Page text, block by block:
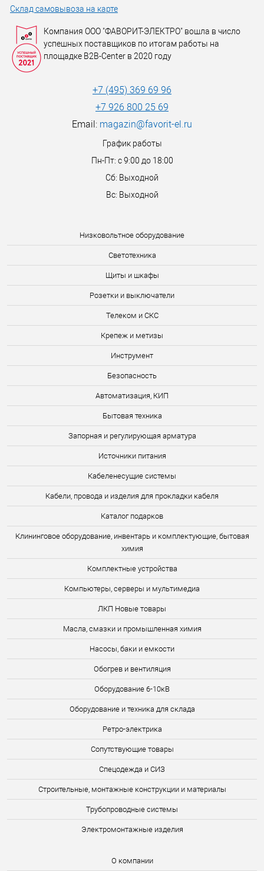
Низковольтное оборудование
Светотехника
Щиты и шкафы
Розетки и выключатели
Телеком и СКС
Крепеж и метизы
Инструмент
Безопасность
Автоматизация, КИП
Бытовая техника
Запорная и регулирующая арматура
Источники питания
Кабеленесущие системы
Кабели, провода и изделия для прокладки кабеля
Каталог подарков
Клининговое оборудование, инвентарь и комплектующие, бытовая
химия
Комплектные устройства
Компьютеры, серверы и мультимедиа
ЛКП Новые товары
Масла, смазки и промышленная химия
Насосы, баки и емкости
Обогрев и вентиляция
Оборудование 6-10кВ
Оборудование и техника для склада
Ретро-электрика
Сопутствующие товары
Спецодежда и СИЗ
Строительные, монтажные конструкции и материалы
Трубопроводные системы
Электромонтажные изделия
О компании
Склад самовывоза на карте
Компания ООО "ФАВОРИТ-ЭЛЕКТРО" вошла в число
успешных поставщиков по итогам работы на
площадке B2B-Center в 2020 году
+7 (495) 369 69 96
+7 926 800 25 69
Email: magazin@favorit-el.ru
График работы
Пн-Пт: с 9:00 до 18:00
Сб: Выходной
Вс: Выходной